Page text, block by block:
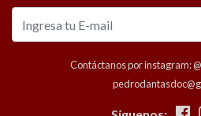
Contáctanos por instagram: